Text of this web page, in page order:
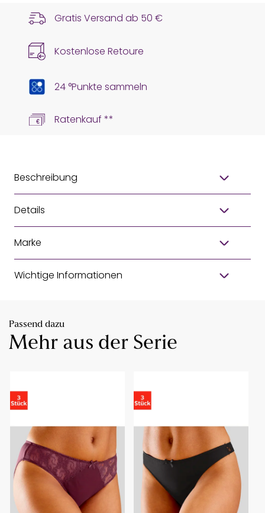
Gratis Versand ab 50 €
Kostenlose Retoure
24 °Punkte sammeln
Ratenkauf **
Beschreibung
Details
Marke
Wichtige Informationen
Passend dazu
Mehr aus der Serie